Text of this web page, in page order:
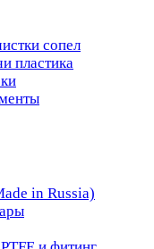
сопел
пластика
in Russia)